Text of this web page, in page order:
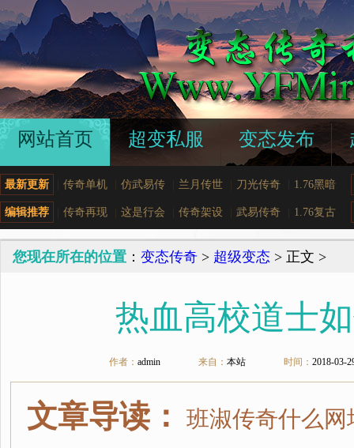
网站首页 超变私服 变态发布
最新更新 传奇单机 仿武易传 兰月传世 刀光传奇 1.76黑暗
编辑推荐 传奇再现 这是行会 传奇架设 武易传奇 1.76复古
您现在所在的位置 ： 变态传奇 > 超级变态 > 正文 >
热血高校道士
作者： admin 来自： 本站 时间： 2018-03-
文章导读：
班淑传奇什么